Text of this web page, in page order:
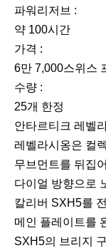
파워리저브 :
약 100시간
가격 :
6만 7,000스위스
수량 :
25개 한정
안타르티크 레벨
레벨라시옹은 컬
무브먼트를 뒤집
다이얼 방향으로
칼리버 SXH5를
메인 플레이트를
SXH5의 브리지